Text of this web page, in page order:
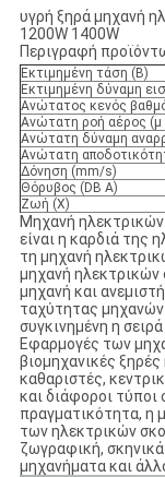
υγρή ξηρά μηχανή
1200W 1400W
Περιγραφή
Εκτιμημένη τάση (Β)
Εκτιμημένη δύναμη
Ανώτατος κενός
Ανώτατη ροή αέρος (μ
Ανώτατη δύναμη
Ανώτατη
Δόνηση (mm/s)
Θόρυβος (DB Α)
Ζωή (Χ)
Μηχανή
είναι η καρδιά της
τη μηχανή
μηχανή ηλεκτρικών
μηχανή και
ταχύτητας
συγκινημένη η
Εφαρμογές των
βιομηχανικές
καθαριστές,
και διάφοροι
πραγματικότητα, η
των ηλεκτρικών
ζωγραφική,
μηχανήματα και